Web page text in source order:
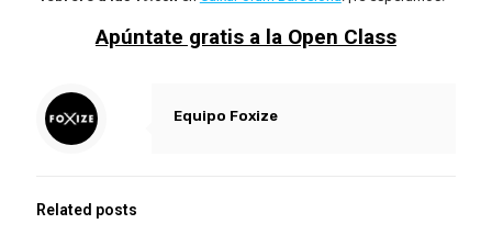
Apúntate gratis a la Open Class
Equipo Foxize
Related posts